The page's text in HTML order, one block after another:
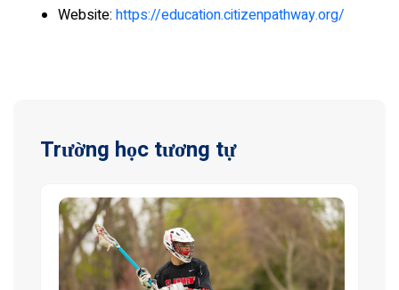
Website: https://education.citizenpathway.org/
Trường học tương tự